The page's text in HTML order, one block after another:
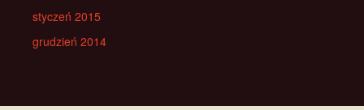
styczeń 2015
grudzień 2014